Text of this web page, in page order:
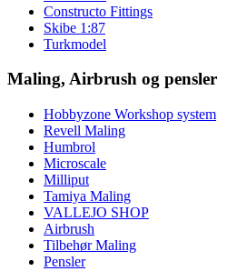
Constructo Fittings
Skibe 1:87
Turkmodel
Maling, Airbrush og pensler
Hobbyzone Workshop system
Revell Maling
Humbrol
Microscale
Milliput
Tamiya Maling
VALLEJO SHOP
Airbrush
Tilbehør Maling
Pensler